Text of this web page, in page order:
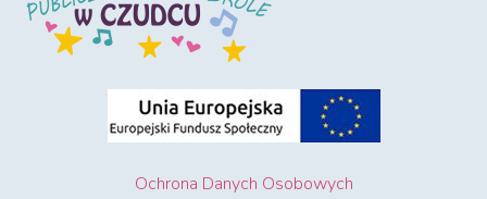
Ochrona Danych Osobowych